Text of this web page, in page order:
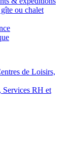
ou chalet
de Loisirs,
Services RH et